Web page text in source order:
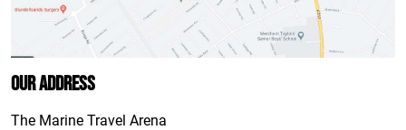
Our address
The Marine Travel Arena